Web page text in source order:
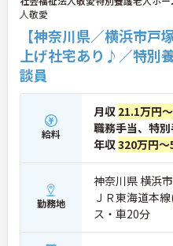
人敬愛
【神奈川県／横浜市
上げ社宅あり♪／特別
談員
給料
月収 21.1万円
職務手当、特
年収320万円～
勤務地
神奈川県 横浜
ＪＲ東海道本
ス・車20分